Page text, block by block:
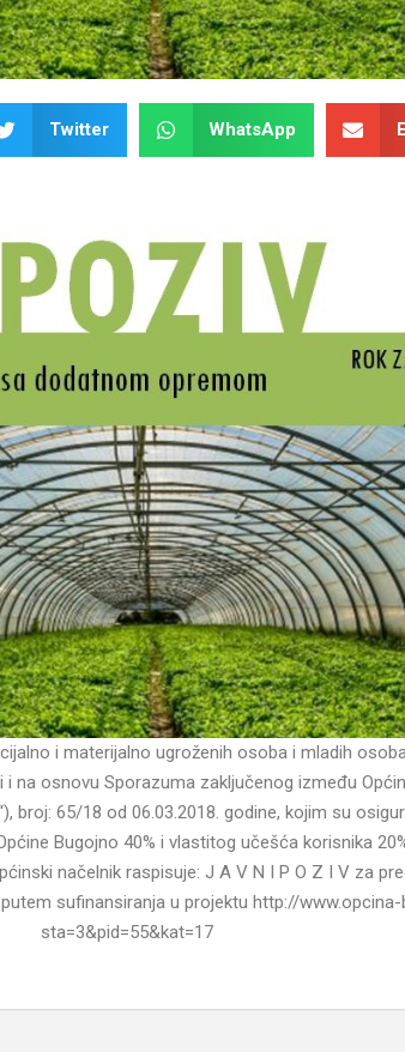
Twitter WhatsApp
i materijalno ugroženih osoba i mladih
i na osnovu Sporazuma zaključenog između
broj: 65/18 od 06.03.2018. godine, kojim su
Bugojno 40% i vlastitog učešća korisnika
načelnik raspisuje: J A V N I P O Z I V za
sufinansiranja u projektu http://
sta=3&pid=55&kat=17